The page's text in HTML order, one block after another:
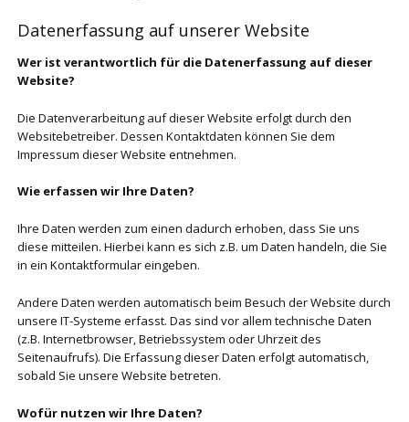
Datenerfassung auf unserer Website
Wer ist verantwortlich für die Datenerfassung auf dieser
Website?
Die Datenverarbeitung auf dieser Website erfolgt durch den
Websitebetreiber. Dessen Kontaktdaten können Sie dem
Impressum dieser Website entnehmen.
Wie erfassen wir Ihre Daten?
Ihre Daten werden zum einen dadurch erhoben, dass Sie uns
diese mitteilen. Hierbei kann es sich z.B. um Daten handeln, die Sie
in ein Kontaktformular eingeben.
Andere Daten werden automatisch beim Besuch der Website durch
unsere IT-Systeme erfasst. Das sind vor allem technische Daten
(z.B. Internetbrowser, Betriebssystem oder Uhrzeit des
Seitenaufrufs). Die Erfassung dieser Daten erfolgt automatisch,
sobald Sie unsere Website betreten.
Wofür nutzen wir Ihre Daten?